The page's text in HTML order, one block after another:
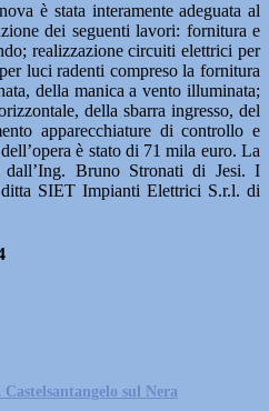
è stata interamente adeguata al
dei seguenti lavori: fornitura e
realizzazione circuiti elettrici per
luci radenti compreso la fornitura
della manica a vento illuminata;
della sbarra ingresso, del
apparecchiature di controllo e
è stato di 71 mila euro. La
dall’Ing. Bruno Stronati di Jesi. I
SIET Impianti Elettrici S.r.l. di
sul Nera